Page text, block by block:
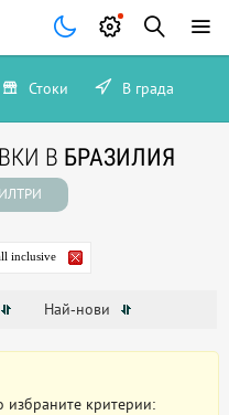
Стоки В града
В БРАЗИЛИЯ
inclusive
Най-нови
критерии: